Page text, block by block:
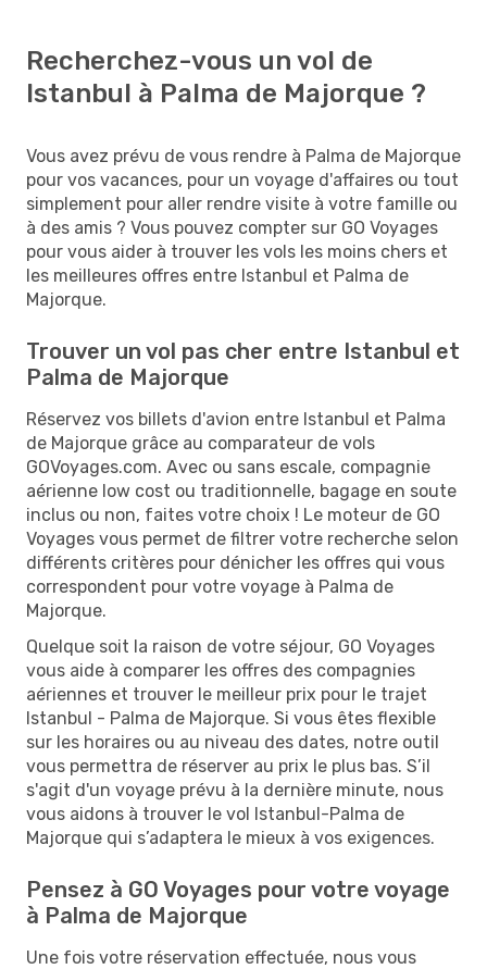
Recherchez-vous un vol de
Istanbul à Palma de Majorque ?
Vous avez prévu de vous rendre à Palma de Majorque
pour vos vacances, pour un voyage d'affaires ou tout
simplement pour aller rendre visite à votre famille ou
à des amis ? Vous pouvez compter sur GO Voyages
pour vous aider à trouver les vols les moins chers et
les meilleures offres entre Istanbul et Palma de
Majorque.
Trouver un vol pas cher entre Istanbul et
Palma de Majorque
Réservez vos billets d'avion entre Istanbul et Palma
de Majorque grâce au comparateur de vols
GOVoyages.com. Avec ou sans escale, compagnie
aérienne low cost ou traditionnelle, bagage en soute
inclus ou non, faites votre choix ! Le moteur de GO
Voyages vous permet de filtrer votre recherche selon
différents critères pour dénicher les offres qui vous
correspondent pour votre voyage à Palma de
Majorque.
Quelque soit la raison de votre séjour, GO Voyages
vous aide à comparer les offres des compagnies
aériennes et trouver le meilleur prix pour le trajet
Istanbul - Palma de Majorque. Si vous êtes flexible
sur les horaires ou au niveau des dates, notre outil
vous permettra de réserver au prix le plus bas. S’il
s'agit d'un voyage prévu à la dernière minute, nous
vous aidons à trouver le vol Istanbul-Palma de
Majorque qui s’adaptera le mieux à vos exigences.
Pensez à GO Voyages pour votre voyage
à Palma de Majorque
Une fois votre réservation effectuée, nous vous